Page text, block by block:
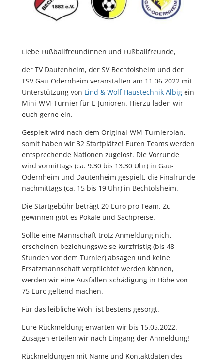
Liebe Fußballfreundinnen und Fußballfreunde,
der TV Dautenheim, der SV Bechtolsheim und der
TSV Gau-Odernheim veranstalten am 11.06.2022 mit
Unterstützung von Lind & Wolf Haustechnik Albigein
Mini-WM-Turnier für E-Junioren. Hierzu laden wir
euch gerne ein.
Gespielt wird nach dem Original-WM-Turnierplan,
somit haben wir 32 Startplätze! Euren Teams werden
entsprechende Nationen zugelost. Die Vorrunde
wird vormittags (ca. 9:30 bis 13:30 Uhr) in Gau-
Odernheim und Dautenheim gespielt, die Finalrunde
nachmittags (ca. 15 bis 19 Uhr) in Bechtolsheim.
Die Startgebühr beträgt 20 Euro pro Team. Zu
gewinnen gibt es Pokale und Sachpreise.
Sollte eine Mannschaft trotz Anmeldung nicht
erscheinen beziehungsweise kurzfristig (bis 48
Stunden vor dem Turnier) absagen und keine
Ersatzmannschaft verpflichtet werden können,
werden wir eine Ausfallentschädigung in Höhe von
75 Euro geltend machen.
Für das leibliche Wohl ist bestens gesorgt.
Eure Rückmeldung erwarten wir bis 15.05.2022.
Zusagen erteilen wir nach Eingang der Anmeldung!
Rückmeldungen mit Name und Kontaktdaten des